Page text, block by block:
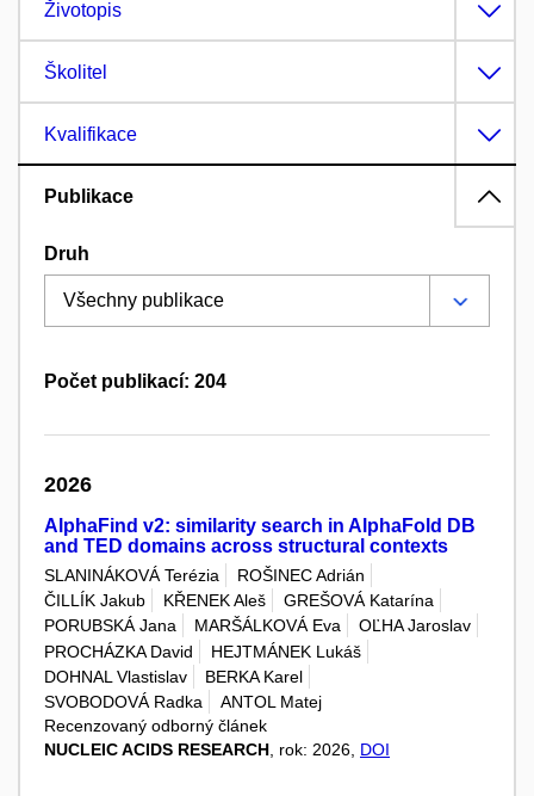
Životopis
Školitel
Kvalifikace
Publikace
Druh
Počet publikací: 204
2026
AlphaFind v2: similarity search in AlphaFold DB
and TED domains across structural contexts
SLANINÁKOVÁ Terézia
ROŠINEC Adrián
ČILLÍK Jakub
KŘENEK Aleš
GREŠOVÁ Katarína
PORUBSKÁ Jana
MARŠÁLKOVÁ Eva
OĽHA Jaroslav
PROCHÁZKA David
HEJTMÁNEK Lukáš
DOHNAL Vlastislav
BERKA Karel
SVOBODOVÁ Radka
ANTOL Matej
Recenzovaný odborný článek
NUCLEIC ACIDS RESEARCH, rok: 2026, DOI